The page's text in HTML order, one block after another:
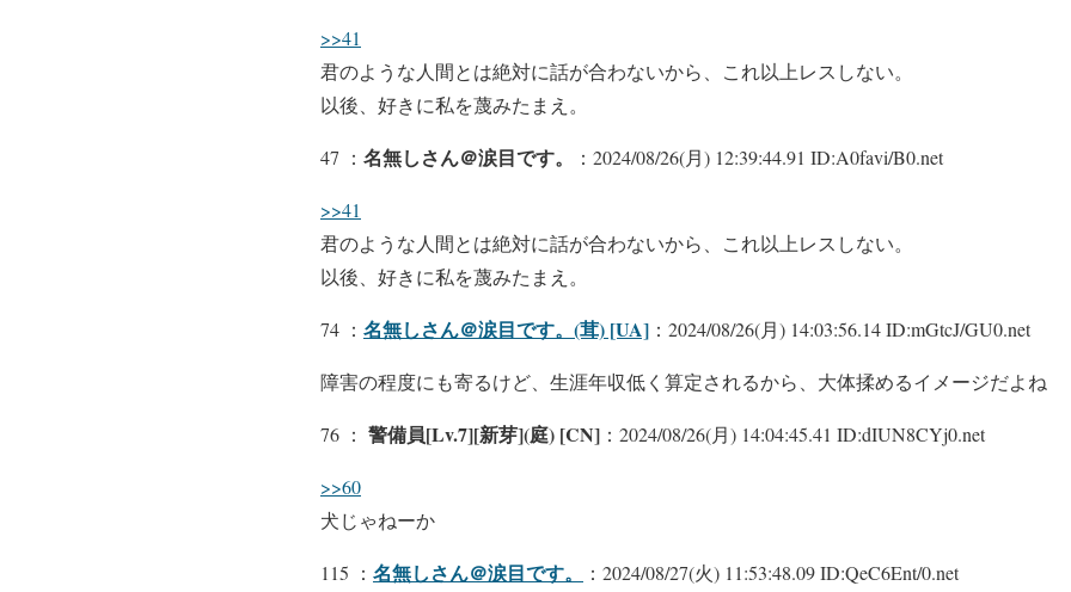
>>41
君のような人間とは絶対に話が合わないから、これ以上レスしない。
以後、好きに私を蔑みたまえ。
47 ： 名無しさん＠涙目です。 ：2024/08/26(月) 12:39:44.91 ID:A0favi/B0.net
>>41
君のような人間とは絶対に話が合わないから、これ以上レスしない。
以後、好きに私を蔑みたまえ。
74 ： 名無しさん＠涙目です。(茸) [UA] ：2024/08/26(月) 14:03:56.14 ID:mGtcJ/GU0.net
障害の程度にも寄るけど、生涯年収低く算定されるから、大体揉めるイメージだよね
76 ： 警備員[Lv.7][新芽](庭) [CN] ：2024/08/26(月) 14:04:45.41 ID:dIUN8CYj0.net
>>60
犬じゃねーか
115 ： 名無しさん＠涙目です。 ：2024/08/27(火) 11:53:48.09 ID:QeC6Ent/0.net